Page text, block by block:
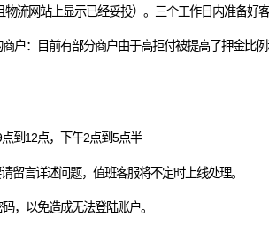
物流网站上显示已经妥投）。三个工作日内准备好
户：目前有部分商户由于高拒付被提高了押金比
到12点，下午2点到5点半
留言详述问题，值班客服将不定时上线处理。
，以免造成无法登陆账户。